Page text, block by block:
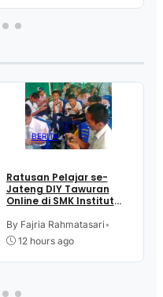
BERITA
Ratusan Pelajar se-
Jateng DIY Tawuran
Online di SMK Institut
Perebutkan Trofi dan
Uang Pembinaan
By Fajria Rahmatasari•
12 hours ago